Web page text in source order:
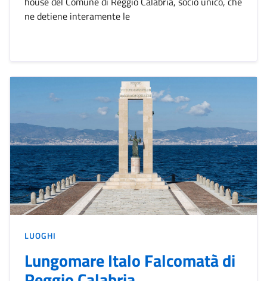
ne detiene interamente le
LUOGHI
Lungomare Italo Falcomatà di